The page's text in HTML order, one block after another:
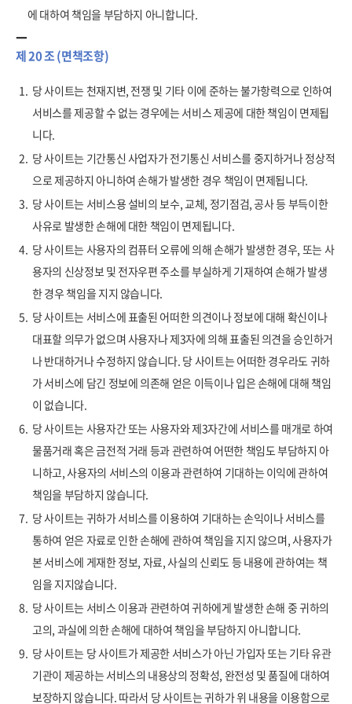
에 대하여 책임을 부담하지 아니합니다.
제 20 조 (면책조항)
1. 당 사이트는 천재지변, 전쟁 및 기타 이에 준하는 불가항력으로 인하여
서비스를 제공할 수 없는 경우에는 서비스 제공에 대한 책임이 면제됩
니다.
2. 당 사이트는 기간통신 사업자가 전기통신 서비스를 중지하거나 정상적
으로 제공하지 아니하여 손해가 발생한 경우 책임이 면제됩니다.
3. 당 사이트는 서비스용 설비의 보수, 교체, 정기점검, 공사 등 부득이한
사유로 발생한 손해에 대한 책임이 면제됩니다.
4. 당 사이트는 사용자의 컴퓨터 오류에 의해 손해가 발생한 경우, 또는 사
용자의 신상정보 및 전자우편 주소를 부실하게 기재하여 손해가 발생
한 경우 책임을 지지 않습니다.
5. 당 사이트는 서비스에 표출된 어떠한 의견이나 정보에 대해 확신이나
대표할 의무가 없으며 사용자나 제3자에 의해 표출된 의견을 승인하거
나 반대하거나 수정하지 않습니다. 당 사이트는 어떠한 경우라도 귀하
가 서비스에 담긴 정보에 의존해 얻은 이득이나 입은 손해에 대해 책임
이 없습니다.
6. 당 사이트는 사용자간 또는 사용자와 제3자간에 서비스를 매개로 하여
물품거래 혹은 금전적 거래 등과 관련하여 어떤한 책임도 부담하지 아
니하고, 사용자의 서비스의 이용과 관련하여 기대하는 이익에 관하여
책임을 부담하지 않습니다.
7. 당 사이트는 귀하가 서비스를 이용하여 기대하는 손익이나 서비스를
통하여 얻은 자료로 인한 손해에 관하여 책임을 지지 않으며, 사용자가
본 서비스에 게재한 정보, 자료, 사실의 신뢰도 등 내용에 관하여는 책
임을 지지않습니다.
8. 당 사이트는 서비스 이용과 관련하여 귀하에게 발생한 손해 중 귀하의
고의, 과실에 의한 손해에 대하여 책임을 부담하지 아니합니다.
9. 당 사이트는 당 사이트가 제공한 서비스가 아닌 가입자 또는 기타 유관
기관이 제공하는 서비스의 내용상의 정확성, 완전성 및 품질에 대하여
보장하지 않습니다. 따라서 당 사이트는 귀하가 위 내용을 이용함으로